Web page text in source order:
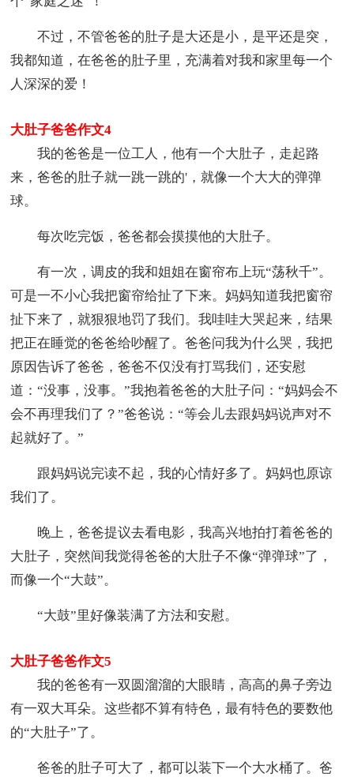
不过，不管爸爸的肚子是大还是小，是平还是突，
我都知道，在爸爸的肚子里，充满着对我和家里每一个
人深深的爱！
大肚子爸爸作文4
我的爸爸是一位工人，他有一个大肚子，走起路
来，爸爸的肚子就一跳一跳的'，就像一个大大的弹弹
球。
每次吃完饭，爸爸都会摸摸他的大肚子。
有一次，调皮的我和姐姐在窗帘布上玩“荡秋千”。
可是一不小心我把窗帘给扯了下来。妈妈知道我把窗帘
扯下来了，就狠狠地罚了我们。我哇哇大哭起来，结果
把正在睡觉的爸爸给吵醒了。爸爸问我为什么哭，我把
原因告诉了爸爸，爸爸不仅没有打骂我们，还安慰
道：“没事，没事。”我抱着爸爸的大肚子问：“妈妈会不
会不再理我们了？”爸爸说：“等会儿去跟妈妈说声对不
起就好了。”
跟妈妈说完读不起，我的心情好多了。妈妈也原谅
我们了。
晚上，爸爸提议去看电影，我高兴地拍打着爸爸的
大肚子，突然间我觉得爸爸的大肚子不像“弹弹球”了，
而像一个“大鼓”。
“大鼓”里好像装满了方法和安慰。
大肚子爸爸作文5
我的爸爸有一双圆溜溜的大眼睛，高高的鼻子旁边
有一双大耳朵。这些都不算有特色，最有特色的要数他
的“大肚子”了。
爸爸的肚子可大了，都可以装下一个大水桶了。爸